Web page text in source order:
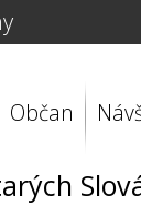
Občan